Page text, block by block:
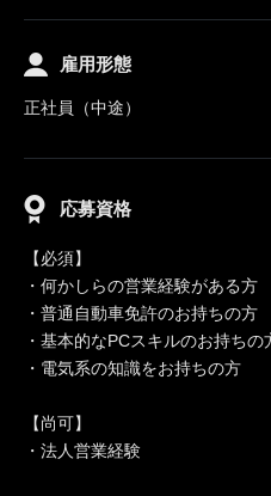
雇用形態
正社員（中途）
応募資格
【必須】
・何かしらの営業経験がある方
・普通自動車免許のお持ちの方
・基本的なPCスキルのお持ち
・電気系の知識をお持ちの方
【尚可】
・法人営業経験